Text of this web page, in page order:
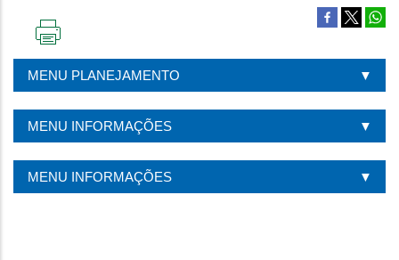
PÁGINA
MENU PLANEJAMENTO
MENU INFORMAÇÕES
MENU INFORMAÇÕES